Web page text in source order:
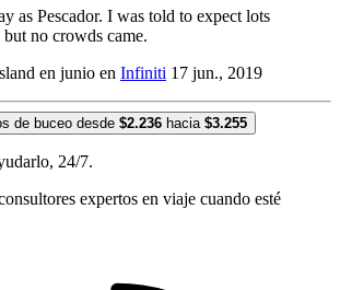
as Pescador. I was told to expect lots
no crowds came.
en junio en Infiniti 17 jun., 2019
de buceo desde $2.236 hacia $3.255
24/7.
expertos en viaje cuando esté